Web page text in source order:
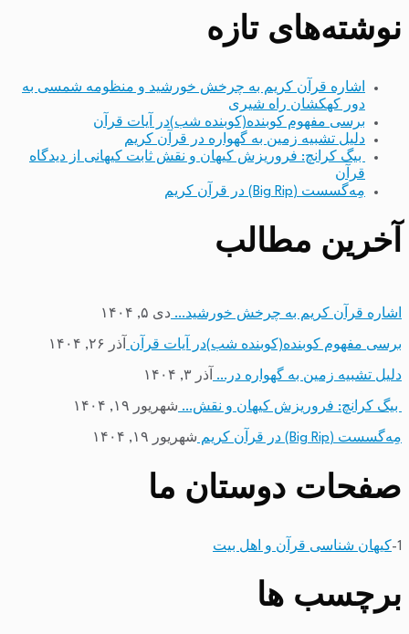
نوشته‌های تازه
اشاره قرآن کریم به چرخش خورشید و منظومه شمسی به
دور کهکشان راه شیری
برسی مفهوم کوبنده(کوبنده شب)در آیات قرآن
دلیل تشبیه زمین به گهواره در قرآن کریم
بیگ کرانچ: فروریزش کیهان و نقش ثابت کیهانی از دیدگاه
قرآن
مِه‌گسست (Big Rip) در قرآن کریم
آخرین مطالب
اشاره قرآن کریم به چرخش خورشید… دی ۵, ۱۴۰۴
برسی مفهوم کوبنده(کوبنده شب)در آیات قرآن آذر ۲۶, ۱۴۰۴
دلیل تشبیه زمین به گهواره در… آذر ۳, ۱۴۰۴
بیگ کرانچ: فروریزش کیهان و نقش… شهریور ۱۹, ۱۴۰۴
مِه‌گسست (Big Rip) در قرآن کریم شهریور ۱۹, ۱۴۰۴
صفحات دوستان ما
1- کیهان شناسی قرآن و اهل بیت
برچسب ها